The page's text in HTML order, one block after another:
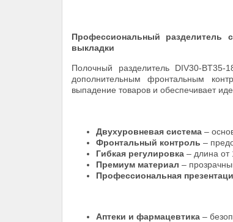
Профессиональный разделитель
выкладки
Полочный разделитель DIV30-ВT35-
дополнительным фронтальным
выпадение товаров и обеспечивает
Двухуровневая система –
Фронтальный контроль –
Гибкая регулировка – длина
Премиум материал –
Профессиональная
Аптеки и фармацевтика –